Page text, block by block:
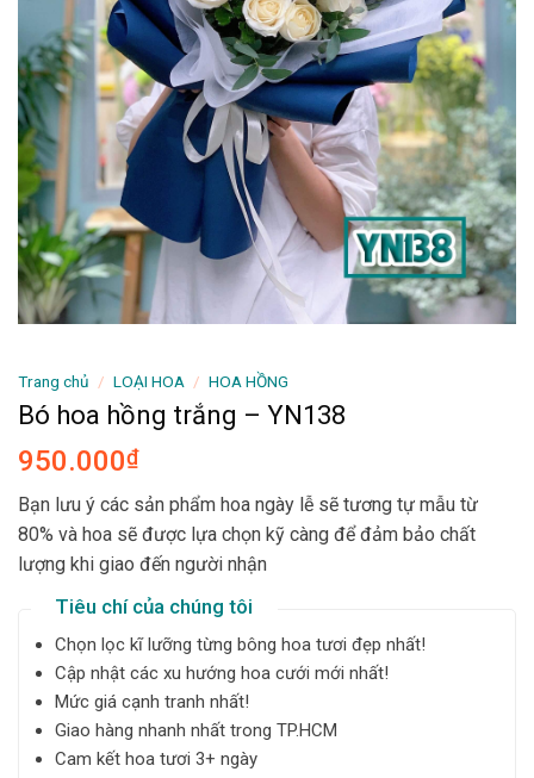
Trang chủ / LOẠI HOA / HOA HỒNG
Bó hoa hồng trắng – YN138
950.000₫
Bạn lưu ý các sản phẩm hoa ngày lễ sẽ tương tự mẫu từ
80% và hoa sẽ được lựa chọn kỹ càng để đảm bảo chất
lượng khi giao đến người nhận
Tiêu chí của chúng tôi
Chọn lọc kĩ lưỡng từng bông hoa tươi đẹp nhất!
Cập nhật các xu hướng hoa cưới mới nhất!
Mức giá cạnh tranh nhất!
Giao hàng nhanh nhất trong TP.HCM
Cam kết hoa tươi 3+ ngày